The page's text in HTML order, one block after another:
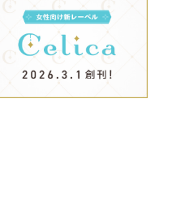
世の記憶を打ち明け
シエンヌとしての運命
って、どうして王家の
のヒロインちゃんがい
ちにも強引に近づく
れちゃうかも……しかも
ルだなんて！ 飛び級制
も味方につけなきゃ。